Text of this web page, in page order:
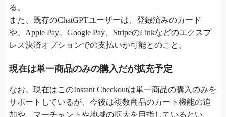
る。
また、既存のChatGPTユーザーは、登録済みのカード
や、Apple Pay、Google Pay、StripeのLinkなどのエクスプ
レス決済オプションでの支払いが可能とのこと。
現在は単一商品のみの購入だが拡充予定
なお、現在はこのInstant Checkoutは単一商品の購入のみを
サポートしているが、今後は複数商品のカート機能の追
加や、マーチャントや地域の拡大を目指しているとい